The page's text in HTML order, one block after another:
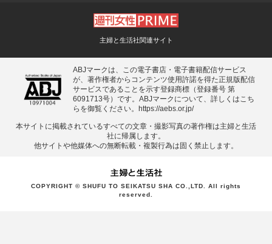
主婦と生活社関連サイト
ABJマークは、この電子書店・電子書籍配信サービス
が、著作権者からコンテンツ使用許諾を得た正規版配信
サービスであることを示す登録商標（登録番号 第
6091713号）です。ABJマークについて、詳しくはこち
らを御覧ください。
https://aebs.or.jp/
本サイトに掲載されているすべての⽂章・撮影写真の著作権は主婦と⽣活
社に帰属します。
他サイトや他媒体への無断転載・複製⾏為は固く禁⽌します。
COPYRIGHT © SHUFU TO SEIKATSU SHA CO.,LTD. All rights
reserved.